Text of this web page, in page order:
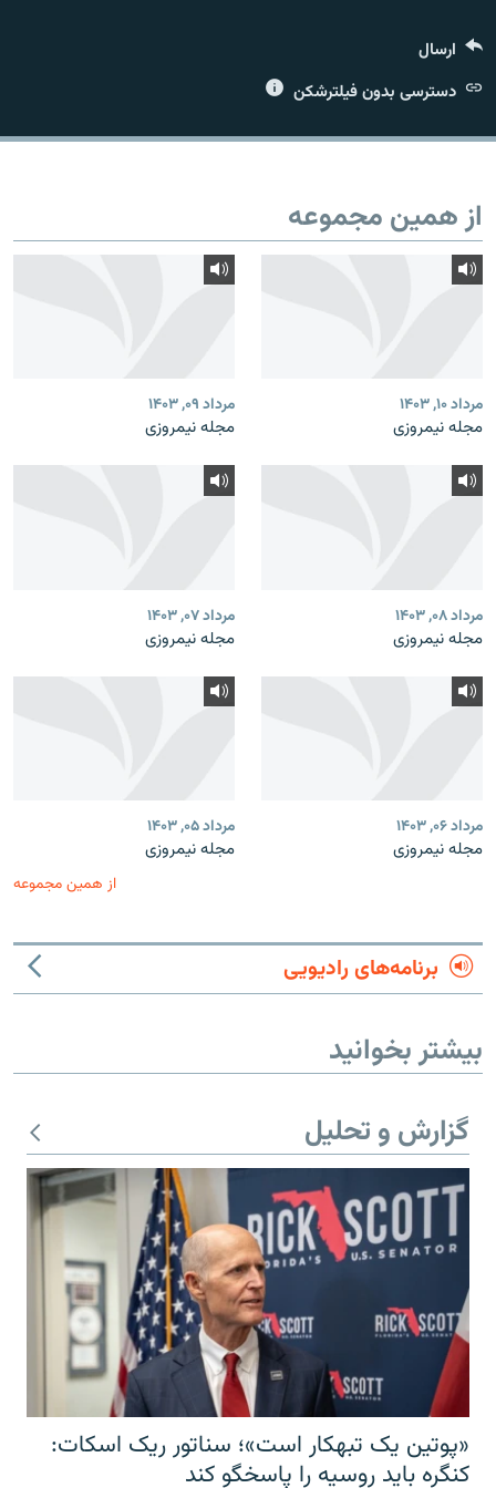
زبان‌های دیگر
ارسال
دسترسی بدون فیلترشکن
از همین مجموعه
مرداد ۱۰, ۱۴۰۳
مجله نیمروزی
مرداد ۰۹, ۱۴۰۳
مجله نیمروزی
مرداد ۰۸, ۱۴۰۳
مجله نیمروزی
مرداد ۰۷, ۱۴۰۳
مجله نیمروزی
مرداد ۰۶, ۱۴۰۳
مجله نیمروزی
مرداد ۰۵, ۱۴۰۳
مجله نیمروزی
از همین مجموعه
برنامه‌های رادیویی
بیشتر بخوانید
گزارش و تحلیل
«پوتین یک تبهکار است»؛ سناتور ریک اسکات:
کنگره باید روسیه را پاسخگو کند